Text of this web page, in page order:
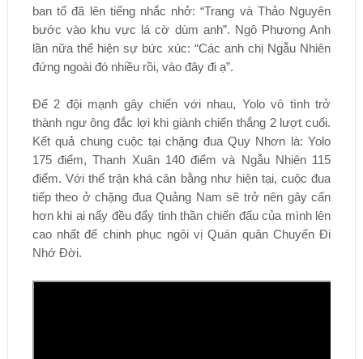
ban tổ đã lên tiếng nhắc nhở: “Trang và Thảo Nguyên
bước vào khu vực lá cờ dùm anh”. Ngô Phương Anh
lần nữa thể hiện sự bức xúc: “Các anh chị Ngẫu Nhiên
đứng ngoài đó nhiều rồi, vào đây đi ạ”.
Để 2 đội mạnh gây chiến với nhau, Yolo vô tình trở
thành ngư ông đắc lợi khi giành chiến thắng 2 lượt cuối.
Kết quả chung cuộc tại chặng đua Quy Nhơn là: Yolo
175 điểm, Thanh Xuân 140 điểm và Ngẫu Nhiên 115
điểm. Với thế trận khá cân bằng như hiện tại, cuộc đua
tiếp theo ở chặng đua Quảng Nam sẽ trở nên gây cấn
hơn khi ai nấy đều đẩy tinh thần chiến đấu của mình lên
cao nhất để chinh phục ngôi vị Quán quân Chuyến Đi
Nhớ Đời.